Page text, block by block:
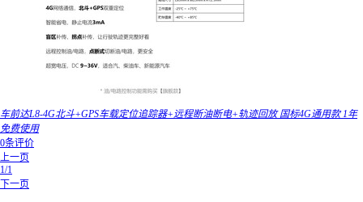
车前达L8-4G北斗+GPS车载定位追踪器+远程断油断电+轨迹回放 国标4G通用款 1年
免费使用
0条评价
上一页
1/1
下一页